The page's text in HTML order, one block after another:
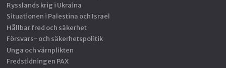
Rysslands krig i Ukraina
Situationen i Palestina och Israel
Hållbar fred och säkerhet
Försvars- och säkerhetspolitik
Unga och värnplikten
Fredstidningen PAX